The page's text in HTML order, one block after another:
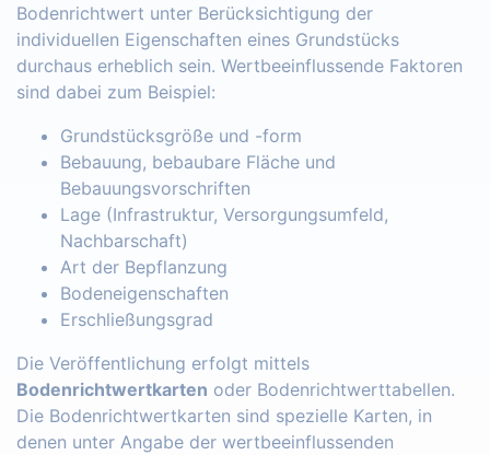
Bodenrichtwert unter Berücksichtigung der
individuellen Eigenschaften eines Grundstücks
durchaus erheblich sein. Wertbeeinflussende Faktoren
sind dabei zum Beispiel:
Grundstücksgröße und -form
Bebauung, bebaubare Fläche und
Bebauungsvorschriften
Lage (Infrastruktur, Versorgungsumfeld,
Nachbarschaft)
Art der Bepflanzung
Bodeneigenschaften
Erschließungsgrad
Die Veröffentlichung erfolgt mittels
Bodenrichtwertkarten oder Bodenrichtwerttabellen.
Die Bodenrichtwertkarten sind spezielle Karten, in
denen unter Angabe der wertbeeinflussenden